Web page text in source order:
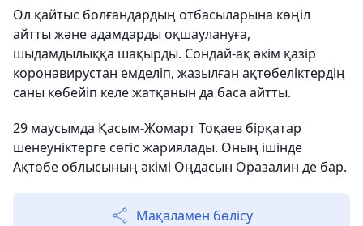
Ол қайтыс болғандардың отбасыларына көңіл
айтты және адамдарды оқшаулануға,
шыдамдылыққа шақырды. Сондай-ақ әкім қазір
коронавирустан емделіп, жазылған ақтөбеліктердің
саны көбейіп келе жатқанын да баса айтты.
29 маусымда Қасым-Жомарт Тоқаев бірқатар
шенеуніктерге сөгіс жариялады. Оның ішінде
Ақтөбе облысының әкімі Оңдасын Оразалин де бар.
Мақаламен бөлісу